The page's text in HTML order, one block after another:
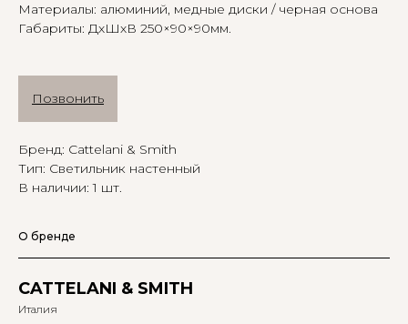
Материалы: алюминий, медные диски / черная основа
Габариты: ДхШхВ 250×90×90мм.
Позвонить
Бренд: Cattelani & Smith
Тип: Светильник настенный
В наличии: 1 шт.
О бренде
CATTELANI & SMITH
Италия